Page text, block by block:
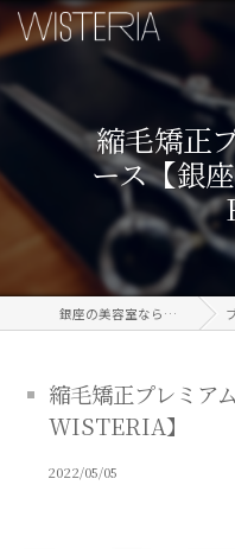
縮毛矯正
ース【銀
銀座の美容室なら信頼のWISTERIA ブ
縮毛矯正プレミア
WISTERIA】
2022/05/05